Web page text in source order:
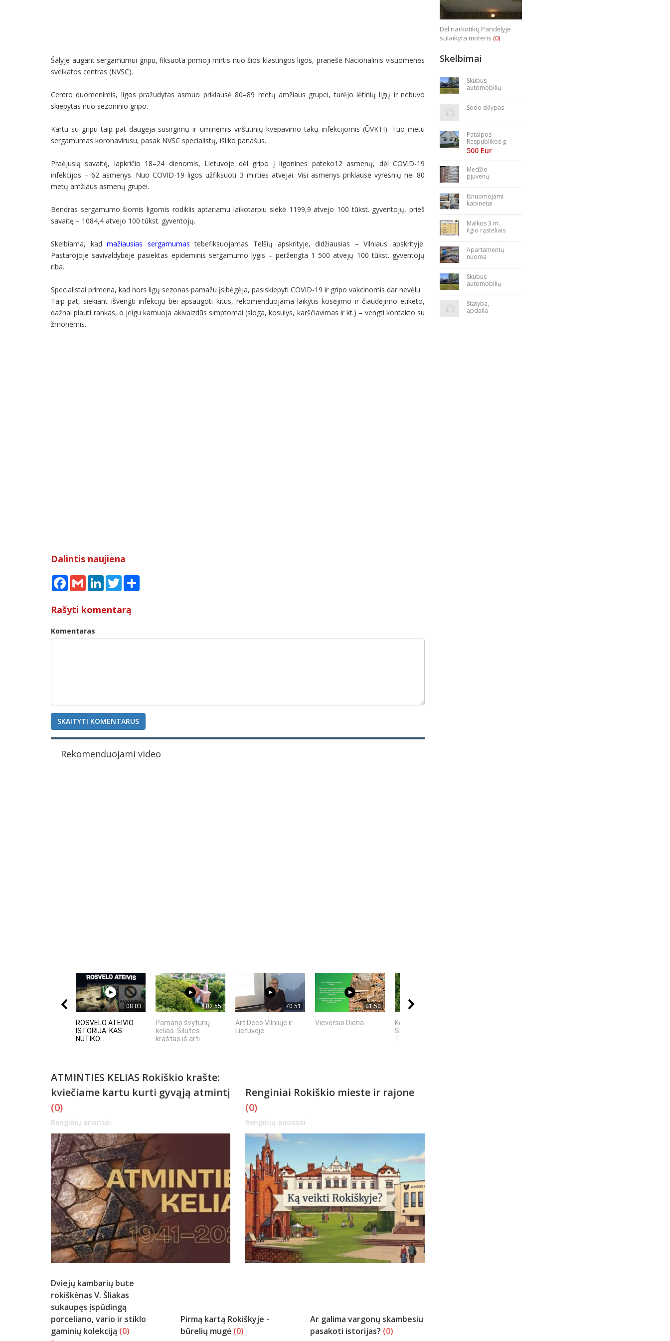
Šalyje augant sergamumui gripu, fiksuota pirmoji mirtis nuo šios klastingos ligos, pranešė Nacionalinis visuomenės
sveikatos centras (NVSC).
Centro duomenimis, ligos pražudytas asmuo priklausė 80–89 metų amžiaus grupei, turėjo lėtinių ligų ir nebuvo
skiepytas nuo sezoninio gripo.
Kartu su gripu taip pat daugėja susirgimų ir ūminėmis viršutinių kvėpavimo takų infekcijomis (ŪVKTI). Tuo metu
sergamumas koronavirusu, pasak NVSC specialistų, išliko panašus.
Praėjusią savaitę, lapkričio 18–24 dienomis, Lietuvoje dėl gripo į ligonines pateko12 asmenų, dėl COVID-19
infekcijos – 62 asmenys. Nuo COVID-19 ligos užfiksuoti 3 mirties atvejai. Visi asmenys priklausė vyresnių nei 80
metų amžiaus asmenų grupei.
Bendras sergamumo šiomis ligomis rodiklis aptariamu laikotarpiu siekė 1199,9 atvejo 100 tūkst. gyventojų, prieš
savaitę – 1084,4 atvejo 100 tūkst. gyventojų.
Skelbiama, kadmažiausias sergamumas tebefiksuojamas Telšių apskrityje, didžiausias – Vilniaus apskrityje.
Pastarojoje savivaldybėje pasiektas epideminis sergamumo lygis – peržengta 1 500 atvejų 100 tūkst. gyventojų
riba.
Specialistai primena, kad nors ligų sezonas pamažu įsibėgėja, pasiskiepyti COVID-19 ir gripo vakcinomis dar nevėlu.
Taip pat, siekiant išvengti infekcijų bei apsaugoti kitus, rekomenduojama laikytis kosėjimo ir čiaudėjimo etiketo,
dažnai plauti rankas, o jeigu kamuoja akivaizdūs simptomai (sloga, kosulys, karščiavimas ir kt.) – vengti kontakto su
žmonėmis.
Dalintis naujiena
FacebookGmail LinkedInTwitter
Rašyti komentarą
Komentaras
SKAITYTI KOMENTARUS
Rekomenduojami video
08:03
ROSVELO ATEIVIO
ISTORIJA: KAS
NUTIKO...
02:55
Pamario švyturių
kelias. Šilutės
kraštas iš arti
70:51
Art Deco Vilniuje ir
Lietuvoje
01:50
Vieversio Diena
Kelionė į Estiją
Saremos sala -
Talinas - Pernu
ATMINTIES KELIAS Rokiškio krašte:
kviečiame kartu kurti gyvąją atmintį
(0)
Renginių anonsai
Renginiai Rokiškio mieste ir rajone
(0)
Renginių anonsai
Dviejų kambarių bute
rokiškėnas V. Šliakas
sukaupęs įspūdingą
porceliano, vario ir stiklo
gaminių kolekciją (0)
Pirmą kartą Rokiškyje -
būrelių mugė (0)
Ar galima vargonų skambesiu
pasakoti istorijas? (0)
Dėl narkotikų Pandėlyje
sulaikyta moteris (0)
Skelbimai
Skubus
automobilių
Sodo sklypas
Patalpos
Respublikos g.
23
500 Eur
Medžio
pjuvenų
briketai
Išnuomojami
kabinetai
bės aikštėje
Malkos 3 m.
ilgio rąsteliais
Apartamentų
nuoma
Skubus
automobilių
Statyba,
apdaila